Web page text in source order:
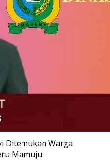
Ditemukan Warga
Mamuju